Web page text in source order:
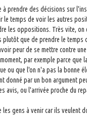
à prendre des décisions sur
le temps de voir les autres
les oppositions. Très vite, on
plutôt que de prendre le temps
peur de se mettre contre
par exemple parce que
ou que l'on n'a pas la bonne
donné par un bon argument
avis, ou l'arrivée proche du
les gens à venir car ils veulent